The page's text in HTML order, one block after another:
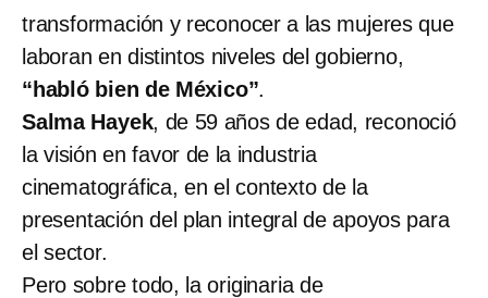
transformación y reconocer a las mujeres que
laboran en distintos niveles del gobierno,
“habló bien de México”.
Salma Hayek, de 59 años de edad, reconoció
la visión en favor de la industria
cinematográfica, en el contexto de la
presentación del plan integral de apoyos para
el sector.
Pero sobre todo, la originaria de